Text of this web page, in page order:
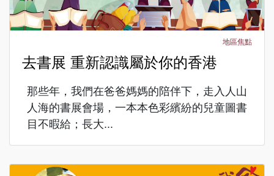
地區焦點
去書展 重新認識屬於你的香港
那些年，我們在爸爸媽媽的陪伴下，走入人山
人海的書展會場，一本本色彩繽紛的兒童圖書
目不暇給；長大...